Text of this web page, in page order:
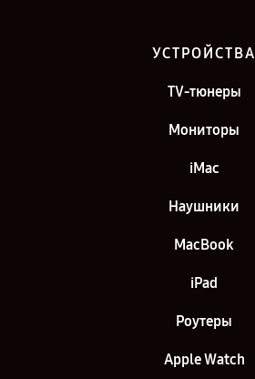
УСТРОЙСТВА
TV-тюнеры
Мониторы
iMac
Наушники
MacBook
iPad
Роутеры
Apple Watch